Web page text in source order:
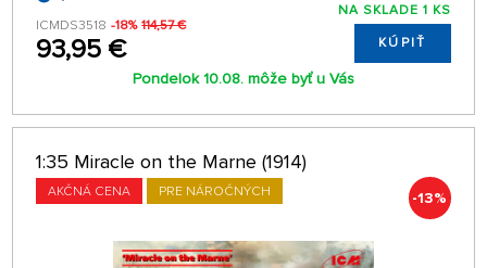
ICMDS3518 -18% 114,57 €
93,95 €
NA SKLADE 1 KS
KÚPIŤ
Pondelok 10.08. môže byť u Vás
1:35 Miracle on the Marne (1914)
AKČNÁ CENA PRE NÁROČNÝCH -13%